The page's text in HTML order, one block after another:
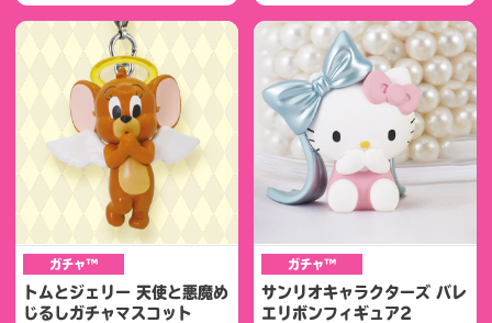
ガチャ™
トムとジェリー 天使と悪魔め
じるしガチャマスコット
ガチャ™
サンリオキャラクターズ バレ
エリボンフィギュア2